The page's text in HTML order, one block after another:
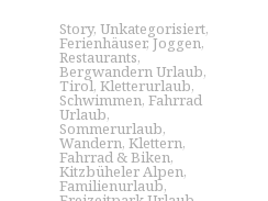
Story, Unkategorisiert,
Ferienhäuser,Joggen,
Restaurants,
Bergwandern Urlaub,
Tirol, Kletterurlaub,
Schwimmen, Fahrrad
Urlaub,
Sommerurlaub,
Wandern, Klettern,
Fahrrad & Biken,
Kitzbüheler Alpen,
Familienurlaub,